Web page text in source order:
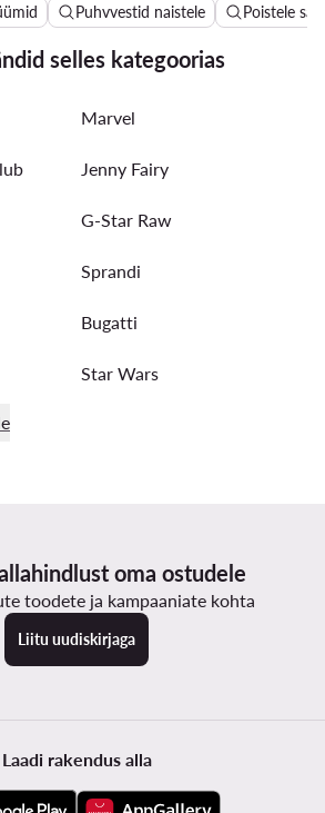
Puhvvestid naistele Poistele
selles kategoorias
Marvel
Jenny Fairy
G-Star Raw
Sprandi
Bugatti
Star Wars
oma ostudele
toodete ja kampaaniate kohta
Liitu uudiskirjaga
Laadi rakendus alla